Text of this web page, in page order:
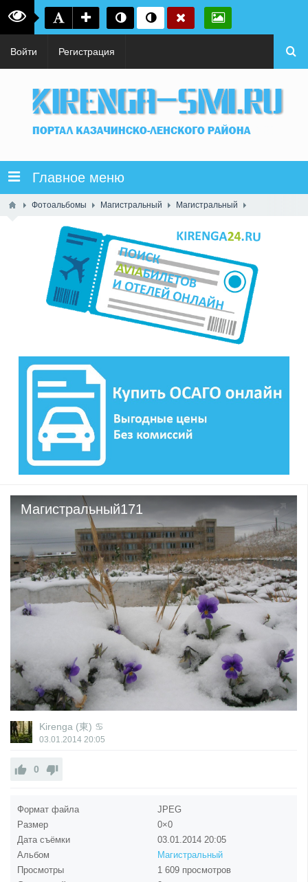
Войти Регистрация
Главное меню
Фотоальбомы Магистральный Магистральный
Магистральный171
Kirenga (東) ♋
03.01.2014 20:05
0
Формат файла
JPEG
Размер
0×0
Дата съёмки
03.01.2014 20:05
Альбом
Магистральный
Просмотры
1 609 просмотров